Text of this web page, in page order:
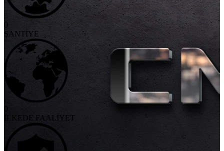
0
ŞANTİYE
İLKEDE FAALİYET